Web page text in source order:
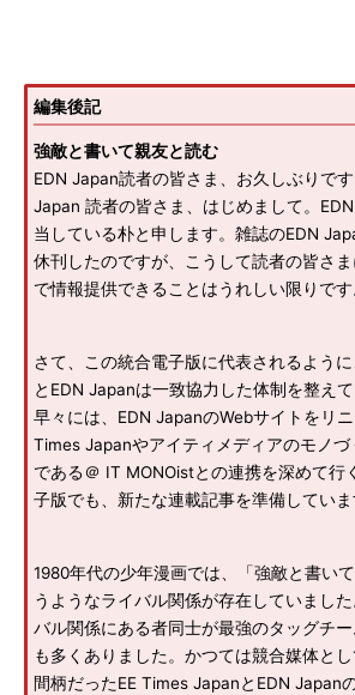
編集後記
強敵と書いて親友と読む
EDN Japan読者の皆さま、お久しぶりで
Japan 読者の皆さま、はじめまして。
当している朴と申します。雑誌のEDN
休刊したのですが、こうして読者の皆さ
で情報提供できることはうれしい限りです
さて、この統合電子版に代表されるよう
とEDN Japanは一致協力した体制を整え
早々には、EDN JapanのWebサイトをリ
Times Japanやアイティメディアのモノづ
である＠ IT MONOistとの連携を深めて行
子版でも、新たな連載記事を準備していま
1980年代の少年漫画では、「強敵と書い
うようなライバル関係が存在していまし
バル関係にある者同士が最強のタッグチ
も多くありました。かつては競合媒体と
間柄だったEE Times JapanとEDN Japan